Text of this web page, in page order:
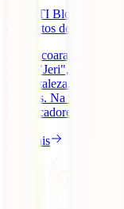
IATI Blog
minutos de leitura
Jericoacoara,
como "Jeri", é um dos
de Fortaleza. Aqui as
simples. Na verdade,
de pescadores, onde
Ler mais